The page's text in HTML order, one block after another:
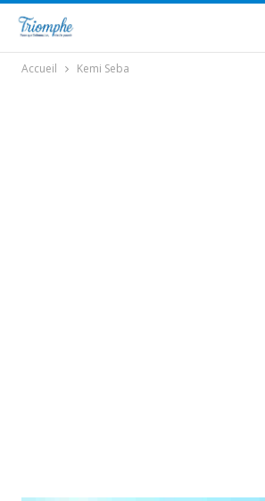
Accueil Kemi Seba